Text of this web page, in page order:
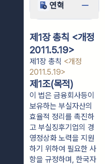
연혁
제1장 총칙 <개정
2011.5.19>
제1장 총칙 <개정
2011.5.19>
제1조(목적)
이 법은 금융회사등이
보유하는 부실자산의
효율적 정리를 촉진하
고 부실징후기업의 경
영정상화 노력을 지원
하기 위하여 필요한 사
항을 규정하며, 한국자